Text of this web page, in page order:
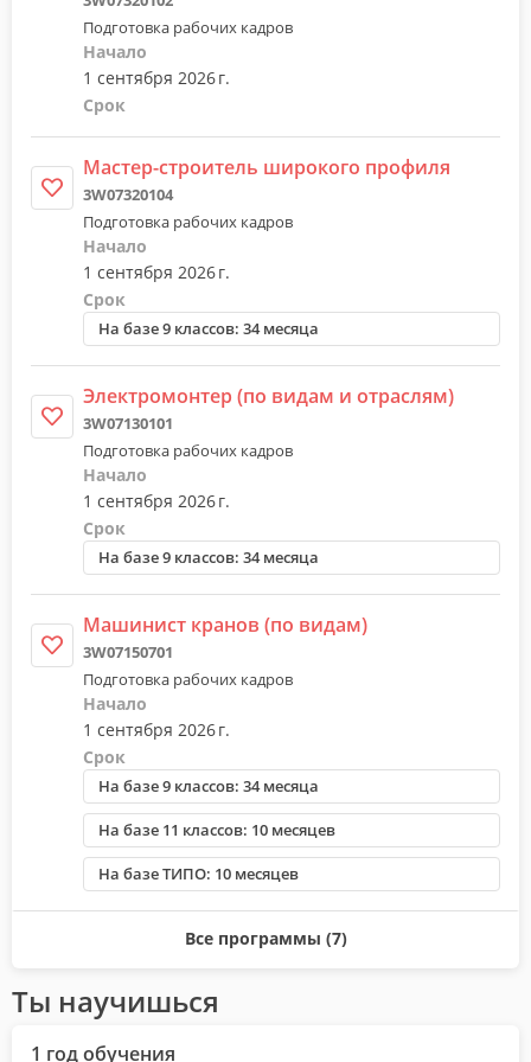
Подготовка рабочих кадров
Начало
1 сентября 2026 г.
Срок
Мастер-строитель широкого профиля
3W07320104
Подготовка рабочих кадров
Начало
1 сентября 2026 г.
Срок
На базе 9 классов: 34 месяца
Электромонтер (по видам и отраслям)
3W07130101
Подготовка рабочих кадров
Начало
1 сентября 2026 г.
Срок
На базе 9 классов: 34 месяца
Машинист кранов (по видам)
3W07150701
Подготовка рабочих кадров
Начало
1 сентября 2026 г.
Срок
На базе 9 классов: 34 месяца
На базе 11 классов: 10 месяцев
На базе ТИПО: 10 месяцев
Все программы (7)
Ты научишься
1 год обучения